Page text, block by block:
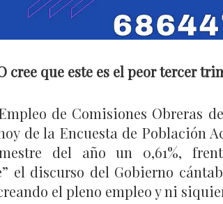
cree que este es el peor tercer
de Comisiones Obreras
de la Encuesta de Población
del año un 0,61%,
el discurso del Gobierno
el pleno empleo y ni